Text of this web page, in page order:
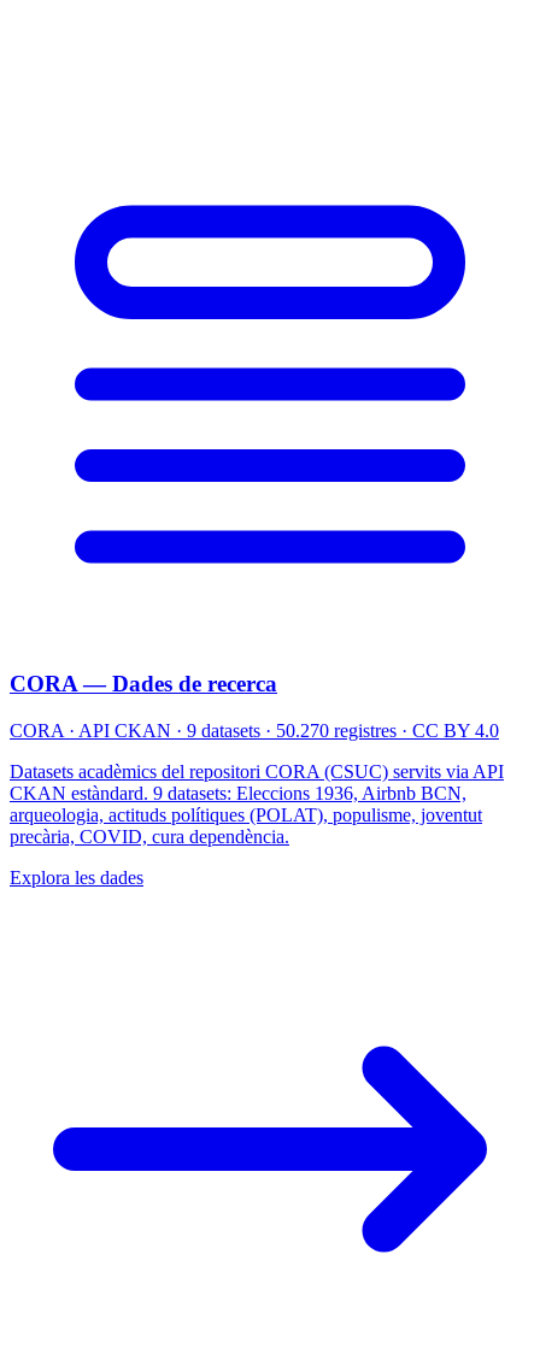
CORA — Dades de recerca
CORA · API CKAN · 9 datasets · 50.270 registres · CC BY 4.0
Datasets acadèmics del repositori CORA (CSUC) servits via API
CKAN estàndard. 9 datasets: Eleccions 1936, Airbnb BCN,
arqueologia, actituds polítiques (POLAT), populisme, joventut
precària, COVID, cura dependència.
Explora les dades